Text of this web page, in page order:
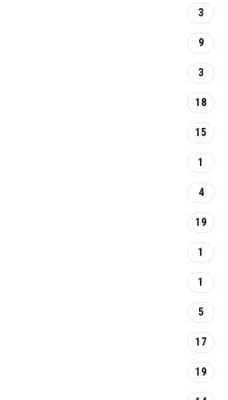
3
9
3
18
15
1
4
19
1
1
5
17
19